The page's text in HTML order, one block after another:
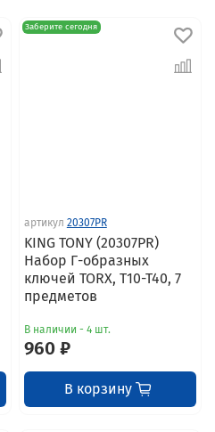
Заберите сегодня
артикул 20307PR
KING TONY (20307PR)
Набор Г-образных
ключей TORX, T10-T40, 7
предметов
В наличии - 4 шт.
960 ₽
В корзину